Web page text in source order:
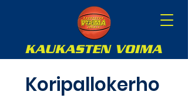
Koripallokerho